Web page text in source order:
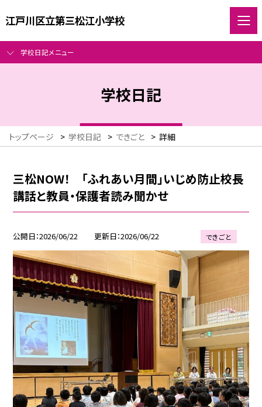
江戸川区立第三松江小学校
学校日記メニュー
学校日記
トップページ > 学校日記 > できごと > 詳細
三松NOW！ 「ふれあい月間」いじめ防止校長
講話と教員・保護者読み聞かせ
公開日 2026/06/22 更新日 2026/06/22 できごと